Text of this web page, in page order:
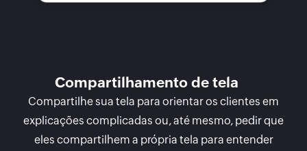
Compartilhamento de tela
Compartilhe sua tela para orientar os clientes em
explicações complicadas ou, até mesmo, pedir que
eles compartilhem a própria tela para entender